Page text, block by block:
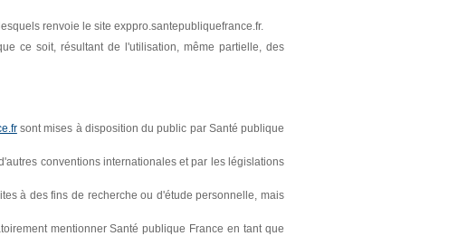
renvoie le site exppro.santepubliquefrance.fr.
ce soit, résultant de l'utilisation, même partielle, des
sont mises à disposition du public par Santé publique
conventions internationales et par les législations
à des fins de recherche ou d'étude personnelle, mais
mentionner Santé publique France en tant que